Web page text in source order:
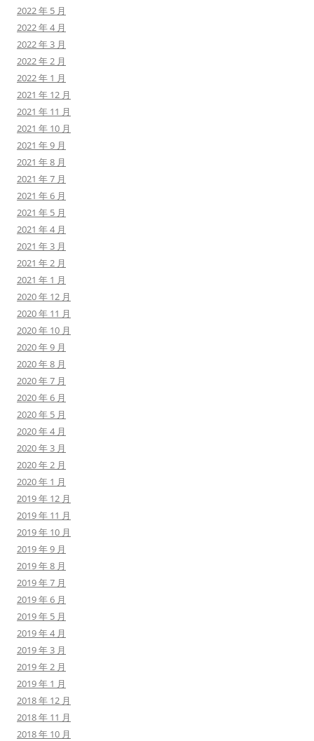
2022 年 5 月
2022 年 4 月
2022 年 3 月
2022 年 2 月
2022 年 1 月
2021 年 12 月
2021 年 11 月
2021 年 10 月
2021 年 9 月
2021 年 8 月
2021 年 7 月
2021 年 6 月
2021 年 5 月
2021 年 4 月
2021 年 3 月
2021 年 2 月
2021 年 1 月
2020 年 12 月
2020 年 11 月
2020 年 10 月
2020 年 9 月
2020 年 8 月
2020 年 7 月
2020 年 6 月
2020 年 5 月
2020 年 4 月
2020 年 3 月
2020 年 2 月
2020 年 1 月
2019 年 12 月
2019 年 11 月
2019 年 10 月
2019 年 9 月
2019 年 8 月
2019 年 7 月
2019 年 6 月
2019 年 5 月
2019 年 4 月
2019 年 3 月
2019 年 2 月
2019 年 1 月
2018 年 12 月
2018 年 11 月
2018 年 10 月